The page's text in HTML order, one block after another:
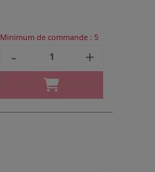
Minimum de commande : 5
- +